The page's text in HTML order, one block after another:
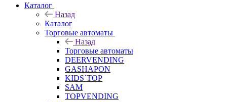
Каталог
Назад
Каталог
Торговые автоматы
Назад
Торговые автоматы
DEERVENDING
GASHAPON
KIDS`TOP
SAM
TOPVENDING